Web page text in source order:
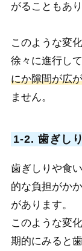
がることもあり
このような変
徐々に進行し
にか隙間が広
ません。
1-2. 歯ぎし
歯ぎしりや食
的な負担がか
があります。
このような変
期的にみると